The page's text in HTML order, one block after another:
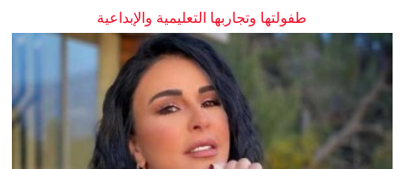
طفولتها وتجاربها التعليمية والإبداعية